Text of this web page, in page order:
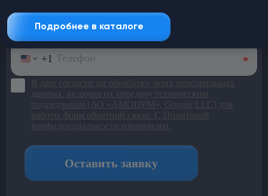
Подробнее в каталоге